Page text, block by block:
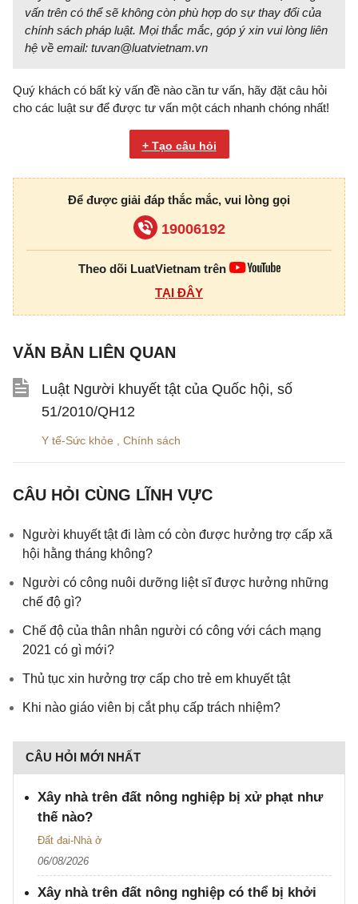
vấn trên có thể sẽ không còn phù hợp do sự thay đổi của
chính sách pháp luật. Mọi thắc mắc, góp ý xin vui lòng liên
hệ về email: tuvan@luatvietnam.vn
Quý khách có bất kỳ vấn đề nào cần tư vấn, hãy đặt câu hỏi
cho các luật sư để được tư vấn một cách nhanh chóng nhất!
+ Tạo câu hỏi
Để được giải đáp thắc mắc, vui lòng gọi
19006192
Theo dõi LuatVietnam trên
TẠI ĐÂY
VĂN BẢN LIÊN QUAN
Luật Người khuyết tật của Quốc hội, số
51/2010/QH12
Y tế-Sức khỏe Chính sách
CÂU HỎI CÙNG LĨNH VỰC
Người khuyết tật đi làm có còn được hưởng trợ cấp xã
hội hằng tháng không?
Người có công nuôi dưỡng liệt sĩ được hưởng những
chế độ gì?
Chế độ của thân nhân người có công với cách mạng
2021 có gì mới?
Thủ tục xin hưởng trợ cấp cho trẻ em khuyết tật
Khi nào giáo viên bị cắt phụ cấp trách nhiệm?
CÂU HỎI MỚI NHẤT
Xây nhà trên đất nông nghiệp bị xử phạt như
thế nào?
Đất đai-Nhà ở
06/08/2026
Xây nhà trên đất nông nghiệp có thể bị khởi